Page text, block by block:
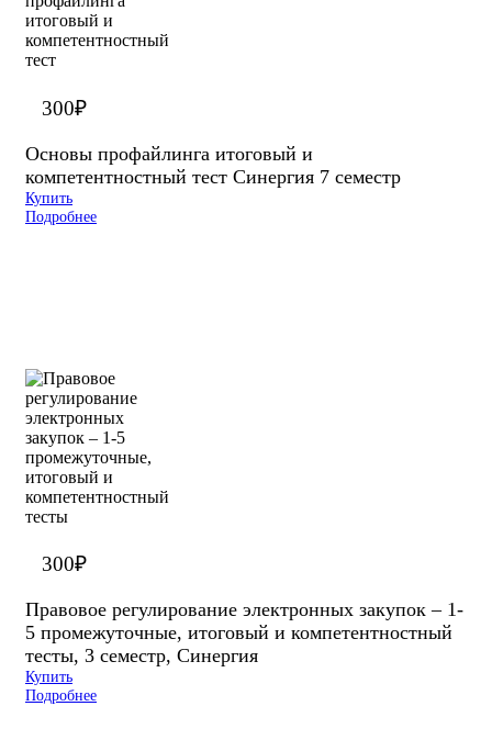
300₽
Основы профайлинга итоговый и
компетентностный тест Синергия 7 семестр
Купить
Подробнее
300₽
Правовое регулирование электронных закупок – 1-
5 промежуточные, итоговый и компетентностный
тесты, 3 семестр, Синергия
Купить
Подробнее